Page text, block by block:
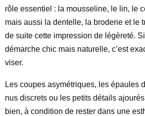
rôle essentiel : la mousseline, le lin, le
mais aussi la dentelle, la broderie et le
de suite cette impression de légèreté.
démarche chic mais naturelle, c’est
viser.
Les coupes asymétriques, les épaules
nus discrets ou les petits détails
bien, à condition de rester dans une